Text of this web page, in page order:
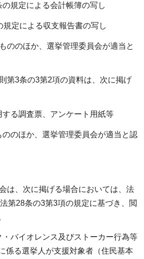
規定による会計帳簿の写し
規定による収支報告書の写し
ののほか、選挙管理委員会が適当と
第3条の3第2項の資料は、次に掲げ
する調査票、アンケート用紙等
ののほか、選挙管理委員会が適当と認
は、次に掲げる場合においては、法
第28条の3第3項の規定に基づき、閲
・バイオレンス及びストーカー行為等
係る選挙人が支援対象者（住民基本